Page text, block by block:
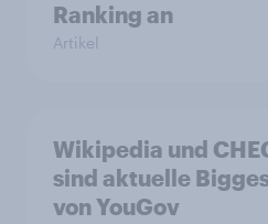
Ranking an
Artikel
Wikipedia und
sind aktuelle
von YouGov